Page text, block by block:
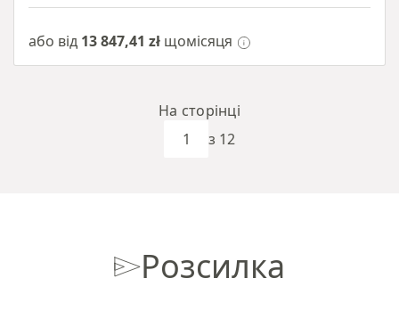
або від 13 847,41 zł щомісяця
з 12
На сторінці
Розсилка